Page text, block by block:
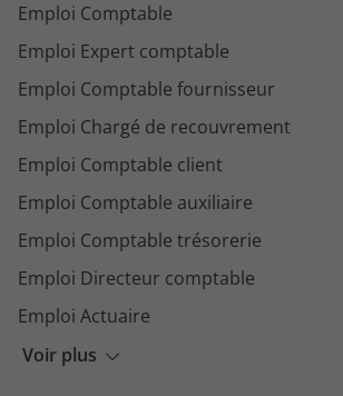
Voir plus
Emploi Comptable
Emploi Expert comptable
Emploi Comptable fournisseur
Emploi Chargé de recouvrement
Emploi Comptable client
Emploi Comptable auxiliaire
Emploi Comptable trésorerie
Emploi Directeur comptable
Emploi Actuaire
Emploi Responsable acquisition